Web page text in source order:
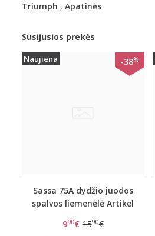
Triumph , Apatinės
Susijusios prekės
Naujiena -38%
Sassa 75A dydžio juodos
spalvos liemenėlė Artikel
990€ 1590€